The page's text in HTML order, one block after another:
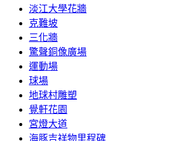
淡江大學花牆
克難坡
三化牆
驚聲銅像廣場
運動場
球場
地球村雕塑
覺軒花園
宮燈大道
海豚吉祥物里程碑